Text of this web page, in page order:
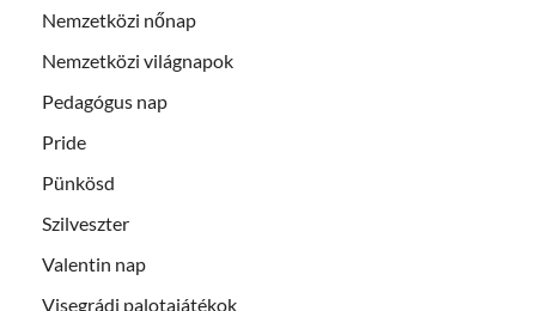
Nemzetközi nőnap
Nemzetközi világnapok
Pedagógus nap
Pride
Pünkösd
Szilveszter
Valentin nap
Visegrádi palotajátékok